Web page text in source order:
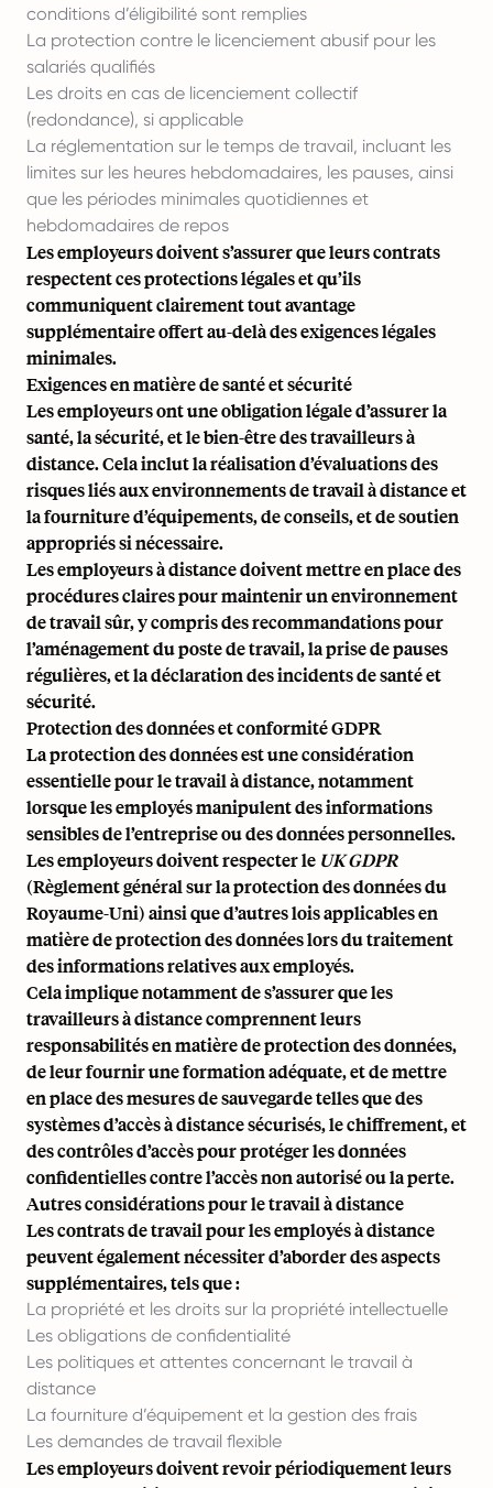
conditions d’éligibilité sont remplies
La protection contre le licenciement abusif pour les
salariés qualifiés
Les droits en cas de licenciement collectif
(redondance), si applicable
La réglementation sur le temps de travail, incluant les
limites sur les heures hebdomadaires, les pauses, ainsi
que les périodes minimales quotidiennes et
hebdomadaires de repos
Les employeurs doivent s’assurer que leurs contrats
respectent ces protections légales et qu’ils
communiquent clairement tout avantage
supplémentaire offert au-delà des exigences légales
minimales.
Exigences en matière de santé et sécurité
Les employeurs ont une obligation légale d’assurer la
santé, la sécurité, et le bien-être des travailleurs à
distance. Cela inclut la réalisation d’évaluations des
risques liés aux environnements de travail à distance et
la fourniture d’équipements, de conseils, et de soutien
appropriés si nécessaire.
Les employeurs à distance doivent mettre en place des
procédures claires pour maintenir un environnement
de travail sûr, y compris des recommandations pour
l’aménagement du poste de travail, la prise de pauses
régulières, et la déclaration des incidents de santé et
sécurité.
Protection des données et conformité GDPR
La protection des données est une considération
essentielle pour le travail à distance, notamment
lorsque les employés manipulent des informations
sensibles de l’entreprise ou des données personnelles.
Les employeurs doivent respecter le UK GDPR
(Règlement général sur la protection des données du
Royaume-Uni) ainsi que d’autres lois applicables en
matière de protection des données lors du traitement
des informations relatives aux employés.
Cela implique notamment de s’assurer que les
travailleurs à distance comprennent leurs
responsabilités en matière de protection des données,
de leur fournir une formation adéquate, et de mettre
en place des mesures de sauvegarde telles que des
systèmes d’accès à distance sécurisés, le chiffrement, et
des contrôles d’accès pour protéger les données
confidentielles contre l’accès non autorisé ou la perte.
Autres considérations pour le travail à distance
Les contrats de travail pour les employés à distance
peuvent également nécessiter d’aborder des aspects
supplémentaires, tels que :
La propriété et les droits sur la propriété intellectuelle
Les obligations de confidentialité
Les politiques et attentes concernant le travail à
distance
La fourniture d’équipement et la gestion des frais
Les demandes de travail flexible
Les employeurs doivent revoir périodiquement leurs